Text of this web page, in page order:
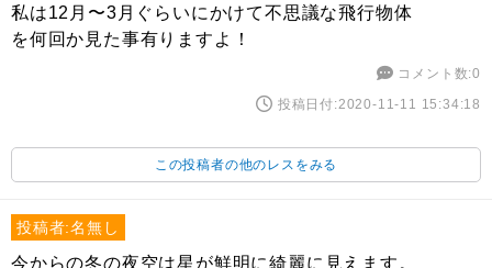
私は12月〜3月ぐらいにかけて不思議な飛行物体
を何回か見た事有りますよ！
コメント数:0
投稿日付:2020-11-11 15:34:18
この投稿者の他のレスをみる
投稿者:名無し
今からの冬の夜空は星が鮮明に綺麗に見えます。